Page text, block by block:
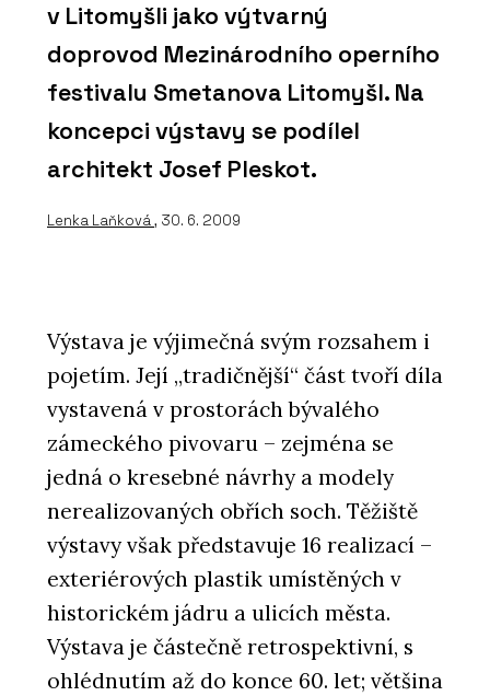
v Litomyšli jako výtvarný
doprovod Mezinárodního operního
festivalu Smetanova Litomyšl. Na
koncepci výstavy se podílel
architekt Josef Pleskot.
Lenka Laňková, 30. 6. 2009
Výstava je výjimečná svým rozsahem i
pojetím. Její „tradičnější“ část tvoří díla
vystavená v prostorách bývalého
zámeckého pivovaru – zejména se
jedná o kresebné návrhy a modely
nerealizovaných obřích soch. Těžiště
výstavy však představuje 16 realizací –
exteriérových plastik umístěných v
historickém jádru a ulicích města.
Výstava je částečně retrospektivní, s
ohlédnutím až do konce 60. let; většina